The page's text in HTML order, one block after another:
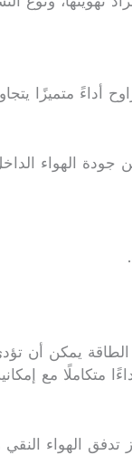
أداءً متميزًا
جودة الهواء
يمكن أن
متكاملًا مع
الهواء النقي